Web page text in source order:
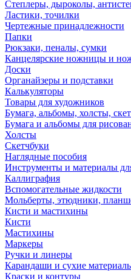
Степлеры, дыроколы,
Ластики, точилки
Чертежные принадлежности
Папки
Рюкзаки, пеналы, сумки
Канцелярские ножницы и
Доски
Органайзеры и подставки
Калькуляторы
Товары для художников
Бумага, альбомы, холсты,
Бумага и альбомы для
Холсты
Скетчбуки
Наглядные пособия
Инструменты и материалы
Каллиграфия
Вспомогательные жидкости
Мольберты, этюдники,
Кисти и мастихины
Кисти
Мастихины
Маркеры
Ручки и линеры
Карандаши и сухие
Краски и контуры